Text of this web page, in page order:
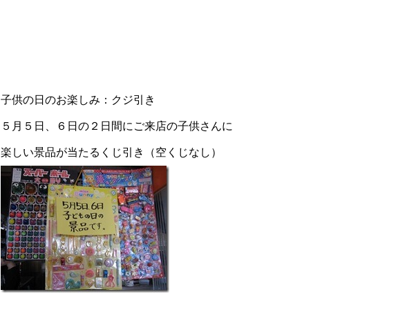
子供の日のお楽しみ：クジ引き
５月５日、６日の２日間にご来店の子供さんに
楽しい景品が当たるくじ引き（空くじなし）